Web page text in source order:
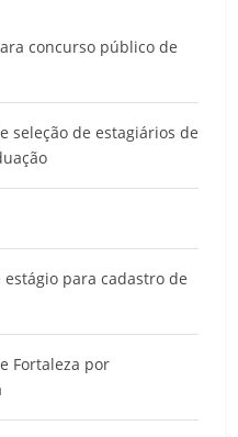
concurso público de
seleção de estagiários de
estágio para cadastro de
Fortaleza por